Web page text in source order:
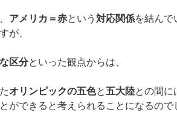
アメリカ＝赤という 対応関係を結んで
が、
区分といった観点からは、
オリンピックの五色と 五大陸との間に
ができると考えられることになるので